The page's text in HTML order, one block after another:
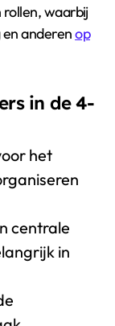
rollen, waarbij
en anderenop
in de 4-
het
centrale
in